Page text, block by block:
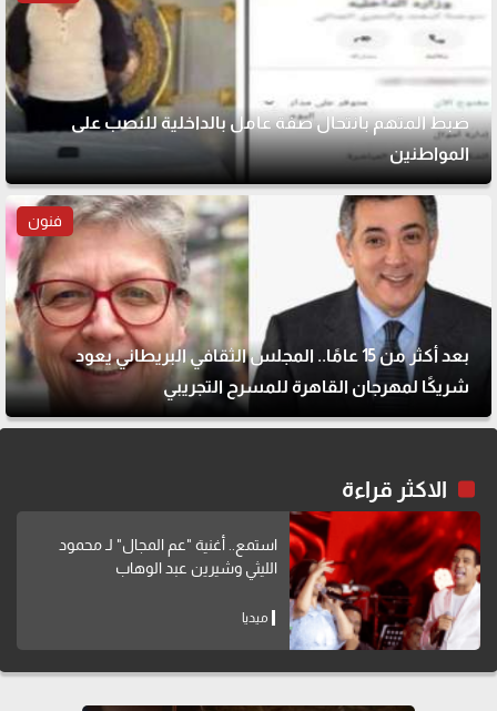
ضبط المتهم بانتحال صفة عامل بالداخلية للنصب على
المواطنين
فنون
بعد أكثر من 15 عامًا.. المجلس الثقافي البريطاني يعود
شريكًا لمهرجان القاهرة للمسرح التجريبي
الاكثر قراءة
استمع.. أغنية "عم المجال" لـ محمود
الليثي وشيرين عبد الوهاب
ميديا